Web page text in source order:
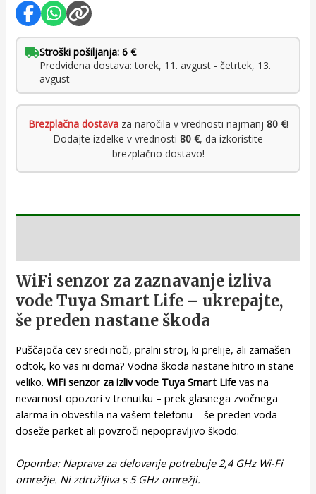
Stroški pošiljanja: 6 €
Predvidena dostava: torek, 11. avgust - četrtek, 13.
avgust
Brezplačna dostavaza naročila v vrednosti najmanj 80 €!
Dodajte izdelke v vrednosti 80 €, da izkoristite
brezplačno dostavo!
WiFi senzor za zaznavanje izliva
vode Tuya Smart Life – ukrepajte,
še preden nastane škoda
Puščajoča cev sredi noči, pralni stroj, ki prelije, ali zamašen
odtok, ko vas ni doma? Vodna škoda nastane hitro in stane
veliko.WiFi senzor za izliv vode Tuya Smart Life vas na
nevarnost opozori v trenutku – prek glasnega zvočnega
alarma in obvestila na vašem telefonu – še preden voda
doseže parket ali povzroči nepopravljivo škodo.
Opomba: Naprava za delovanje potrebuje 2,4 GHz Wi-Fi
omrežje. Ni združljiva s 5 GHz omrežji.